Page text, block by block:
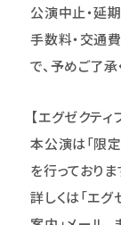
公演中止・延
手数料・交通
で、予めご了承
【エグゼクテ
本公演は「限
を行っておりま
詳しくは「エ